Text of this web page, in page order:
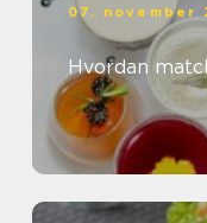
07. november
Hvordan